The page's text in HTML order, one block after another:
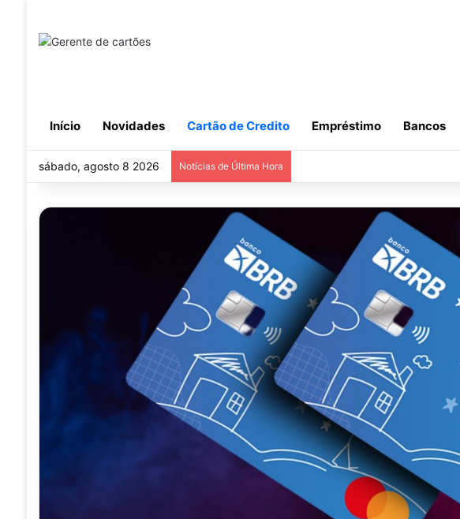
Início Novidades Cartão de Credito Empréstimo Bancos
sábado, agosto 8 2026 Notícias de Última Hora